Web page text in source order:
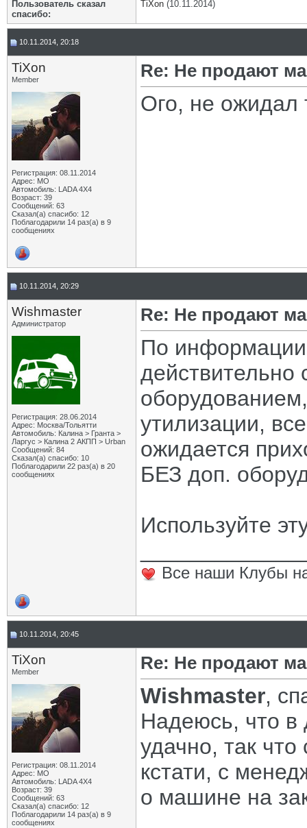
Пользователь сказал
cпасибо:
TiXon (10.11.2014)
10.11.2014, 20:18
TiXon
Member
Регистрация: 08.11.2014
Адрес: МО
Автомобиль: LADA 4X4
Возраст: 39
Сообщений: 63
Сказал(а) спасибо: 12
Поблагодарили 14 раз(а) в 9
сообщениях
Re: Не продают
Ого, не ожидал
10.11.2014, 20:29
Wishmaster
Администратор
Регистрация: 28.06.2014
Адрес: Москва/Тольятти
Автомобиль: Калина > Гранта >
Ларгус > Калина 2 АКПП > Urban
Сообщений: 84
Сказал(а) спасибо: 10
Поблагодарили 22 раз(а) в 20
сообщениях
Re: Не продают
По информации
действительно
утилизации,
ожидается
БЕЗ доп.
Используйте
Все наши Клубы
10.11.2014, 20:45
TiXon
Member
Регистрация: 08.11.2014
Адрес: МО
Автомобиль: LADA 4X4
Возраст: 39
Сообщений: 63
Сказал(а) спасибо: 12
Поблагодарили 14 раз(а) в 9
сообщениях
Re: Не продают
Wishmaster,
Надеюсь, что в
удачно, так
кстати, с
о машине на